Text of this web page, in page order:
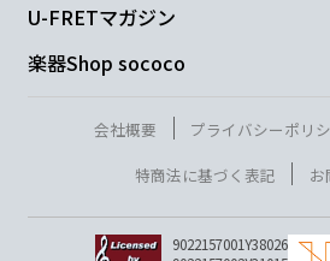
U-FRETマガジン
楽器Shop sococo
会社概要 プライバシーポリ
特商法に基づく表記
お
9022157001Y38026